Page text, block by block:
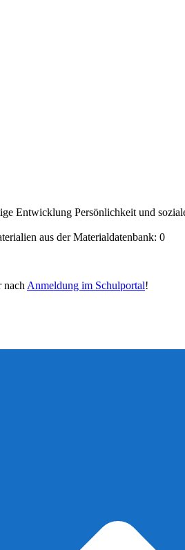
Entwicklung Persönlichkeit und
aus der Materialdatenbank: 0
nach Anmeldung im Schulportal!